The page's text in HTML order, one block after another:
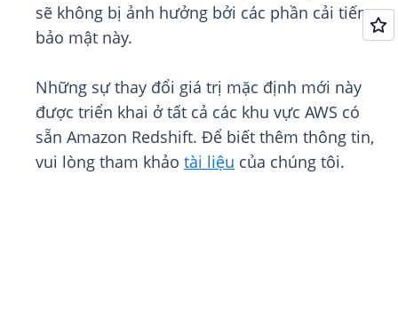
sẽ không bị ảnh hưởng bởi các phần cải tiến
bảo mật này.
Những sự thay đổi giá trị mặc định mới này
được triển khai ở tất cả các khu vực AWS có
sẵn Amazon Redshift. Để biết thêm thông tin,
vui lòng tham khảo tài liệu của chúng tôi.